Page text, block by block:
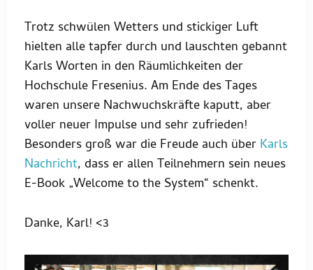
Trotz schwülen Wetters und stickiger Luft
hielten alle tapfer durch und lauschten gebannt
Karls Worten in den Räumlichkeiten der
Hochschule Fresenius. Am Ende des Tages
waren unsere Nachwuchskräfte kaputt, aber
voller neuer Impulse und sehr zufrieden!
Besonders groß war die Freude auch über Karls
Nachricht, dass er allen Teilnehmern sein neues
E-Book „Welcome to the System“ schenkt.
Danke, Karl! <3